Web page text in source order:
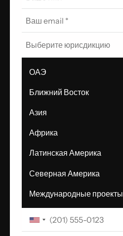
Выберите юрисдикцию
ОАЭ
Ближний Восток
Азия
Африка
Латинская Америка
Северная Америка
Международные проекты